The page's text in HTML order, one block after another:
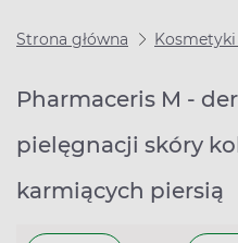
Strona główna
Pharmaceris M -
pielęgnacji skóry
karmiących piersią